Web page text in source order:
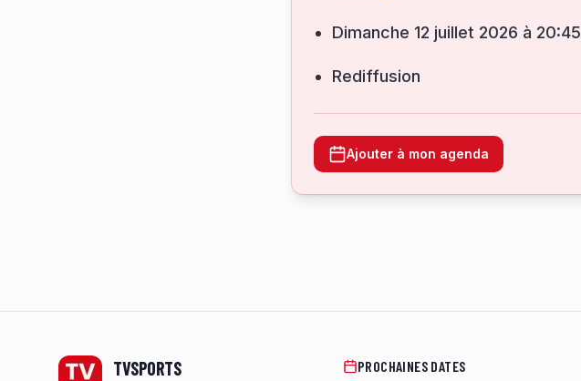
dimanche 12 juillet 2026 à 20:45
Rediffusion
Ajouter à mon agenda
TVSPORTS PROCHAINES DATES